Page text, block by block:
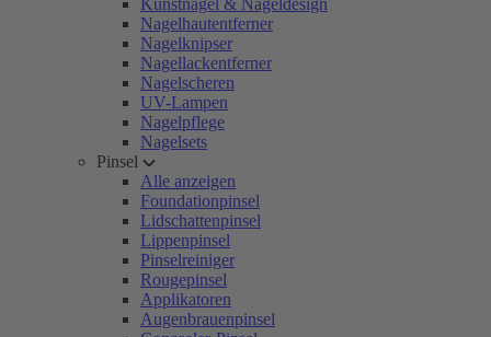
Kunstnägel & Nageldesign
Nagelhautentferner
Nagelknipser
Nagellackentferner
Nagelscheren
UV-Lampen
Nagelpflege
Nagelsets
Pinsel
Alle anzeigen
Foundationpinsel
Lidschattenpinsel
Lippenpinsel
Pinselreiniger
Rougepinsel
Applikatoren
Augenbrauenpinsel